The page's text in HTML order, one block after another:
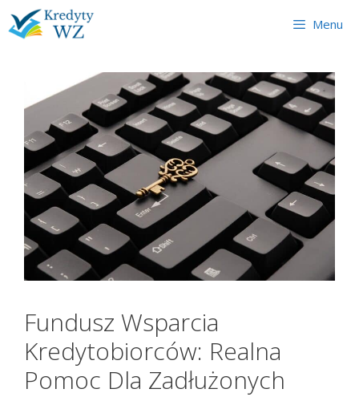
Skip
to
Menu
Fundusz Wsparcia
Kredytobiorców: Realna
Pomoc Dla Zadłużonych